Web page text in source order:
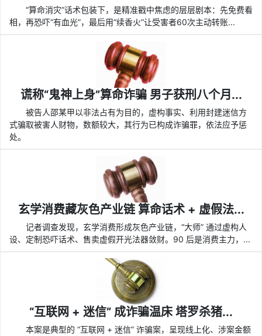
“算命消灾”话术包装下，是精准戳中焦虑的层层剧本：先免费看
相，再恐吓“有血光”，最后用“续香火”让受害者60次主动转账...
谎称“鬼神上身”算命诈骗 男子获刑八个月...
被告人邵某甲以非法占有为目的，虚构事实、利用封建迷信方
式骗取被害人财物，数额较大，其行为已构成诈骗罪，依法应予惩
处。
玄学消费藏灰色产业链 算命话术 + 虚假法...
记者调查发现，玄学消费形成灰色产业链，“大师” 通过虚构人
设、定制恐吓话术、售卖虚假开光法器敛财。90 后是消费主力，...
“互联网 + 迷信” 成诈骗温床 塔罗杀猪...
本案是典型的 “互联网 + 迷信” 诈骗案，呈现线上化、涉案金额